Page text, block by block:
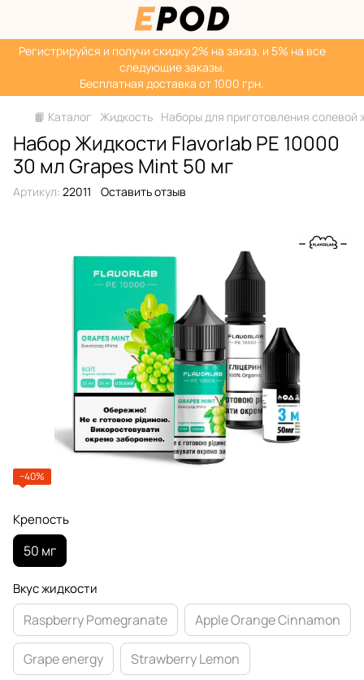
Регистрируйся‌ и получи скидку 2% на заказ, и 5% на все
следующие заказы.
Бесплатная доставка от 1000 грн.
📙 Каталог Жидкость Наборы для приготовления солевой
Набор Жидкости Flavorlab PE 10000
30 мл Grapes Mint 50 мг
Артикул: 22011 Оставить отзыв
−40%
Крепость
50 мг
Вкус жидкости
Raspberry Pomegranate Apple Orange Cinnamon
Grape energy Strawberry Lemon